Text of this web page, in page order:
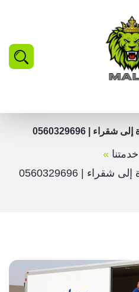
| 0560329696
خدمتنا
| 0560329696